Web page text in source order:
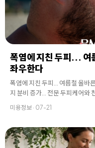
폭염에 지친 두피... 여
좌우한다
폭염에 지친 두피... 여름철 올바
지 분비 증가... 전문 두피케어와
미용정보 · 07-21